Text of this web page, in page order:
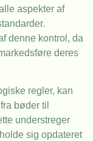
aspekter af
denne kontrol, da
deres
regler, kan
bøder til
understreger
sig opdateret